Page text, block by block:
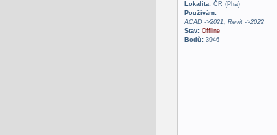
Lokalita:ČR (Pha)
Používám:
ACAD ->2021, Revit ->2022
Stav: Offline
Bodů:3946